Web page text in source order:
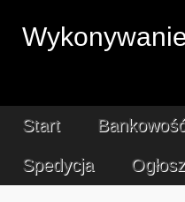
Start
Spedycja